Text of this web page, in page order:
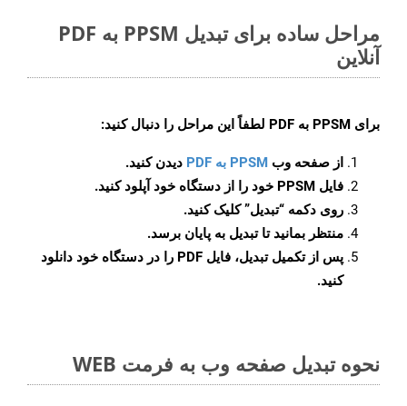
مراحل ساده برای تبدیل PPSM به PDF
آنلاین
برای PPSM به PDF لطفاً این مراحل را دنبال کنید:
از صفحه وب PPSM به PDF
دیدن کنید.
فایل PPSM خود را از دستگاه خود آپلود کنید.
روی دکمه “تبدیل”کلیک کنید.
منتظر بمانید تا تبدیل به پایان برسد.
پس از تکمیل تبدیل، فایل PDF را در دستگاه خود دانلود
کنید.
نحوه تبدیل صفحه وب به فرمت WEB